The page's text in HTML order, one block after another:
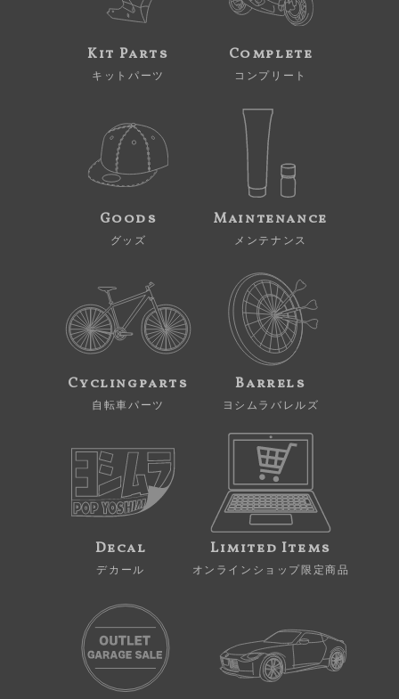
Kit Parts
キットパーツ
Complete
コンプリート
Goods
グッズ
Maintenance
メンテナンス
Cyclingparts
自転車パーツ
Barrels
ヨシムラバレルズ
Decal
デカール
Limited Items
オンラインショップ限定商品